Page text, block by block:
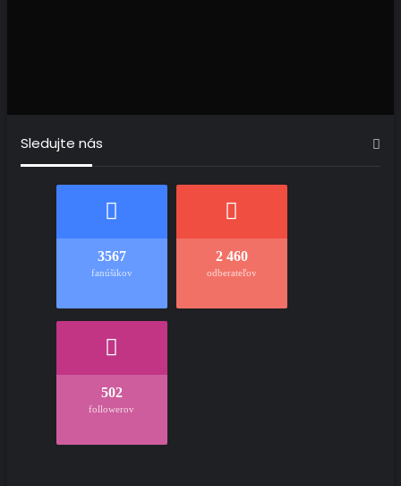
Sledujte nás
3567
fanúšikov
2 460
odberateľov
502
followerov